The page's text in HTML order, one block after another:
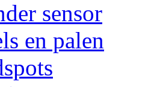
sensor
en palen